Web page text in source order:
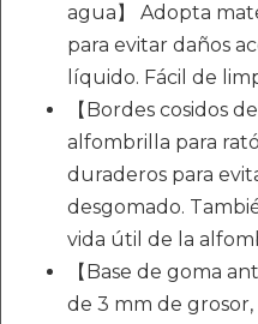
agua】 Adopta
para evitar daños
líquido. Fácil de
【Bordes cosidos
alfombrilla para
duraderos para
desgomado.
vida útil de la
【Base de goma
de 3 mm de